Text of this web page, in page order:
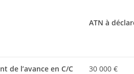
ATN à
de l’avance en C/C 30 000 €